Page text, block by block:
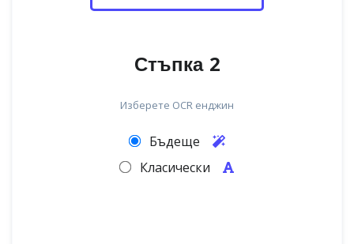
Стъпка 2
Изберете OCR енджин
Бъдеще
Класически